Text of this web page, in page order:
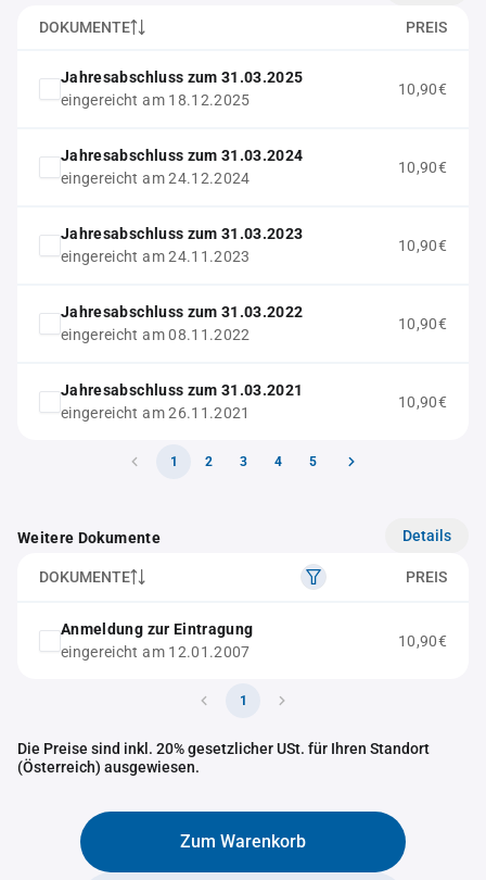
DOKUMENTE PREIS
Jahresabschluss zum 31.03.2025
eingereicht am 18.12.2025
10,90€
Jahresabschluss zum 31.03.2024
eingereicht am 24.12.2024
10,90€
Jahresabschluss zum 31.03.2023
eingereicht am 24.11.2023
10,90€
Jahresabschluss zum 31.03.2022
eingereicht am 08.11.2022
10,90€
Jahresabschluss zum 31.03.2021
eingereicht am 26.11.2021
10,90€
1 2 3 4 5
Weitere Dokumente Details
DOKUMENTE PREIS
Anmeldung zur Eintragung
eingereicht am 12.01.2007
10,90€
1
Die Preise sind inkl. 20% gesetzlicher USt. für Ihren Standort
(Österreich) ausgewiesen.
Zum Warenkorb